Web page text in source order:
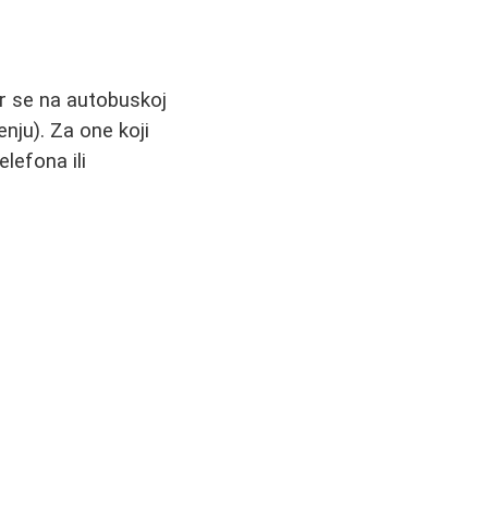
se na autobuskoj
Za one koji
ili